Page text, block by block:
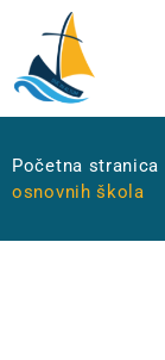
Početna stranica
osnovnih škola